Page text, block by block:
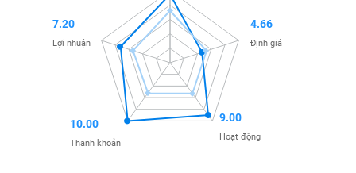
4.66
Định giá
9.00
Hoạt động
10.00
Thanh khoản
7.20
Lợi nhuận
CHÍNH